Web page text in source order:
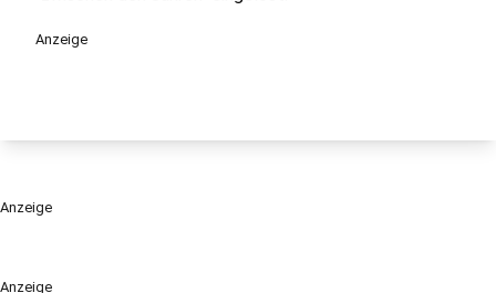
Anzeige
Anzeige
Anzeige